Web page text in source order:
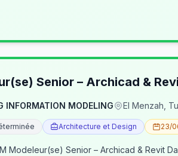
Senior – Archicad &
INFORMATION MODELING El Menzah,
Architecture et Design 23/
Revit Dans le cadre du développement de nos activités BIM, nous recherchons un(e) BIM